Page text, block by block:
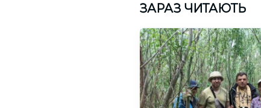
ЗАРАЗ ЧИТАЮТЬ